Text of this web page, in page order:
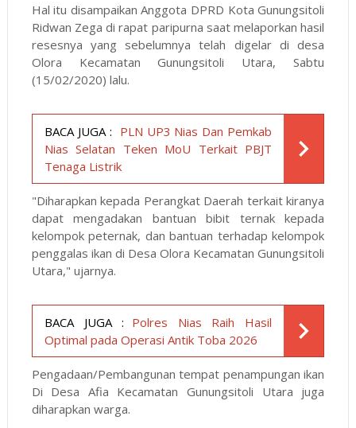
Hal itu disampaikan Anggota DPRD Kota Gunungsitoli
Ridwan Zega di rapat paripurna saat melaporkan hasil
resesnya yang sebelumnya telah digelar di desa
Olora Kecamatan Gunungsitoli Utara, Sabtu
(15/02/2020) lalu.
BACA JUGA : PLN UP3 Nias Dan Pemkab
Nias Selatan Teken MoU Terkait PBJT
Tenaga Listrik
"Diharapkan kepada Perangkat Daerah terkait kiranya
dapat mengadakan bantuan bibit ternak kepada
kelompok peternak, dan bantuan terhadap kelompok
penggalas ikan di Desa Olora Kecamatan Gunungsitoli
Utara," ujarnya.
BACA JUGA : Polres Nias Raih Hasil
Optimal pada Operasi Antik Toba 2026
Pengadaan/Pembangunan tempat penampungan ikan
Di Desa Afia Kecamatan Gunungsitoli Utara juga
diharapkan warga.